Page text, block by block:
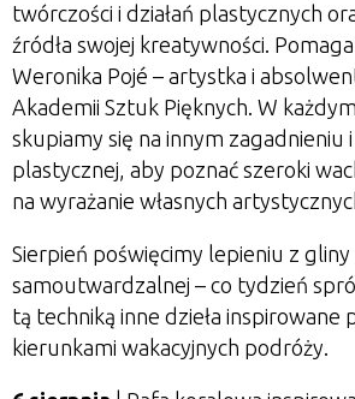
twórczości i działań plastycznych
źródła swojej kreatywności.
Weronika Pojé – artystka i
Akademii Sztuk Pięknych. W
skupiamy się na innym zagadnieniu
plastycznej, aby poznać szeroki
na wyrażanie własnych
Sierpień poświęcimy lepieniu z gliny
samoutwardzalnej – co tydzień
tą techniką inne dzieła inspirowane
kierunkami wakacyjnych podróży.